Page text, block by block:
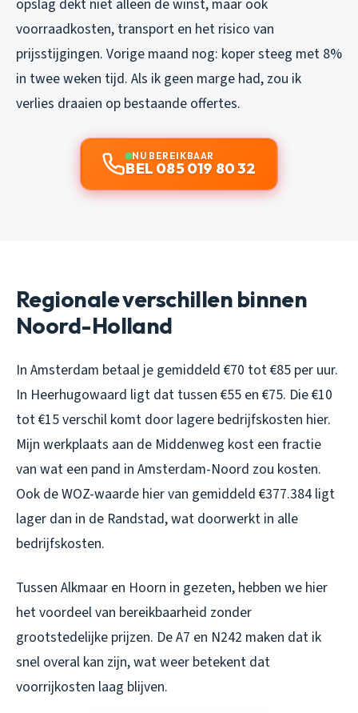
opslag dekt niet alleen de winst, maar ook
voorraadkosten, transport en het risico van
prijsstijgingen. Vorige maand nog: koper steeg met 8%
in twee weken tijd. Als ik geen marge had, zou ik
verlies draaien op bestaande offertes.
NU BEREIKBAAR
BEL 085 019 80 32
Regionale verschillen binnen
Noord-Holland
In Amsterdam betaal je gemiddeld €70 tot €85 per uur.
In Heerhugowaard ligt dat tussen €55 en €75. Die €10
tot €15 verschil komt door lagere bedrijfskosten hier.
Mijn werkplaats aan de Middenweg kost een fractie
van wat een pand in Amsterdam-Noord zou kosten.
Ook de WOZ-waarde hier van gemiddeld €377.384 ligt
lager dan in de Randstad, wat doorwerkt in alle
bedrijfskosten.
Tussen Alkmaar en Hoorn in gezeten, hebben we hier
het voordeel van bereikbaarheid zonder
grootstedelijke prijzen. De A7 en N242 maken dat ik
snel overal kan zijn, wat weer betekent dat
voorrijkosten laag blijven.